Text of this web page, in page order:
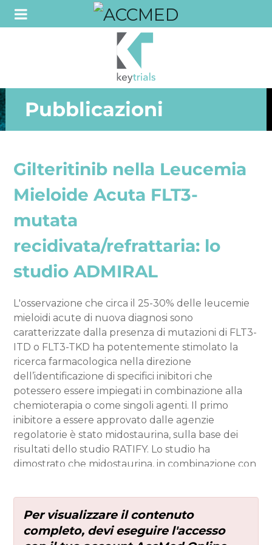
Pubblicazioni
Gilteritinib nella Leucemia
Mieloide Acuta FLT3-
mutata
recidivata/refrattaria: lo
studio ADMIRAL
L'osservazione che circa il 25-30% delle leucemie
mieloidi acute di nuova diagnosi sono
caratterizzate dalla presenza di mutazioni di FLT3-
ITD o FLT3-TKD ha potentemente stimolato la
ricerca farmacologica nella direzione
dell’identificazione di specifici inibitori che
potessero essere impiegati in combinazione alla
chemioterapia o come singoli agenti. Il primo
inibitore a essere approvato dalle agenzie
regolatorie è stato midostaurina, sulla base dei
risultati dello studio RATIFY. Lo studio ha
dimostrato che midostaurina, in combinazione con
placebo con “7+3”. Ulteriori molecole sono “sotto
osservazione”, ad esempio quizartinib, crenolanib e
gilteritinib. Quest’ultimo è stato recentemente
Per visualizzare il contenuto
completo, devi eseguire l'accesso